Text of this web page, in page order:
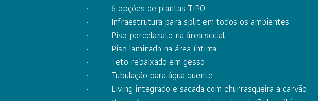
· 6 opções de plantas TIPO
· Infraestrutura para split em todos os ambientes
· Piso porcelanato na área social
· Piso laminado na área íntima
· Teto rebaixado em gesso
· Tubulação para água quente
· Living integrado e sacada com churrasqueira a carvão